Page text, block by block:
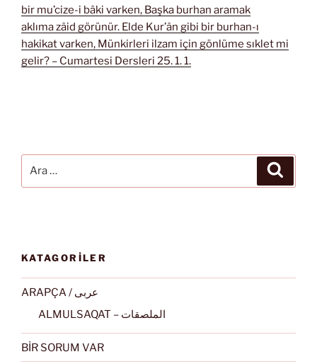
bir mu’cize-i bâki varken, Başka burhan aramak
aklıma zâid görünür. Elde Kur’ân gibi bir burhan-ı
hakikat varken, Münkirleri ilzam için gönlüme sıklet mi
gelir? – Cumartesi Dersleri 25. 1. 1.
KATAGORİLER
ARAPÇA / عربى
ALMULSAQAT – الملصقات
BİR SORUM VAR